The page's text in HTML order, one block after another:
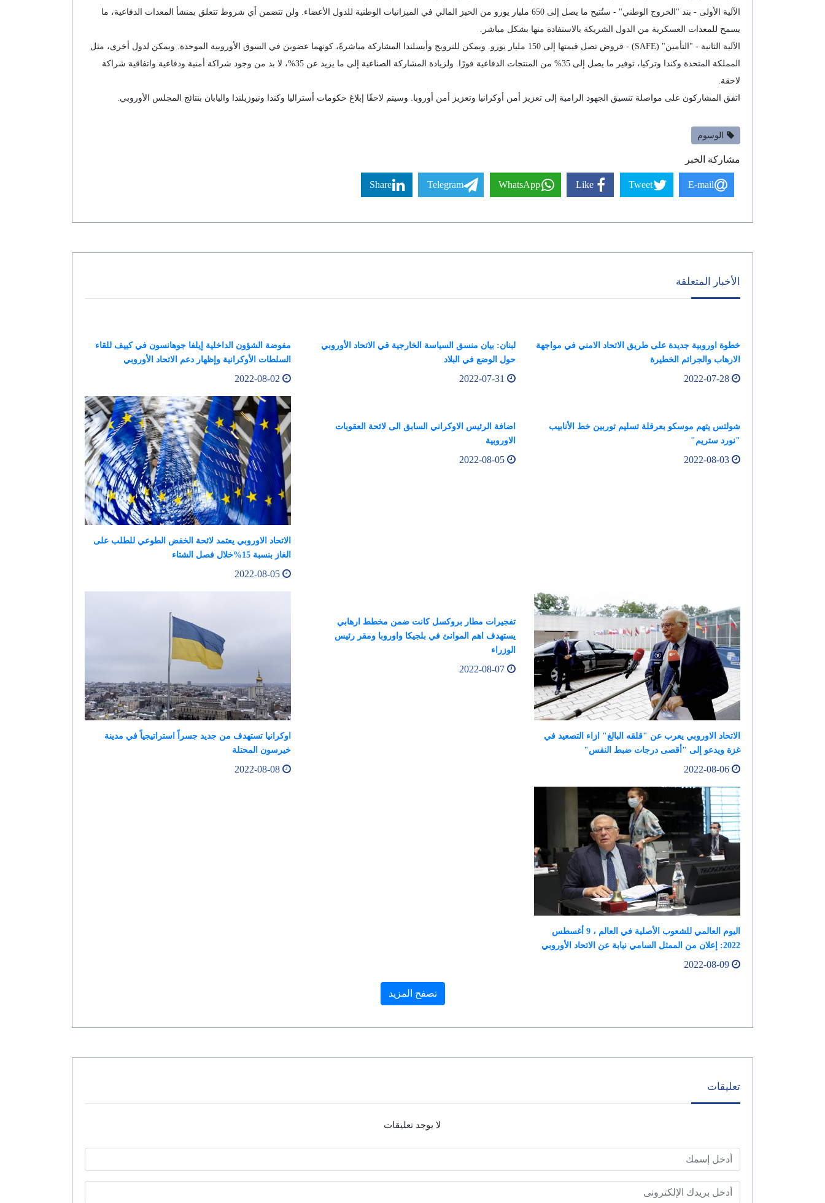
الآلية الأولى - بند "الخروج الوطني" - ستُتيح ما يصل إلى 650 مليار يورو من الحيز المالي في الميزانيات الوطنية للدول الأعضاء. ولن تتضمن أي شروط تتعلق بمنشأ المعدات الدفاعية، ما
يسمح للمعدات العسكرية من الدول الشريكة بالاستفادة منها بشكل مباشر.
الآلية الثانية - "التأمين" (SAFE) - قروض تصل قيمتها إلى 150 مليار يورو. ويمكن للنرويج وأيسلندا المشاركة مباشرةً، كونهما عضوين في السوق الأوروبية الموحدة. ويمكن لدول أخرى، مثل
المملكة المتحدة وكندا وتركيا، توفير ما يصل إلى 35% من المنتجات الدفاعية فورًا. ولزيادة المشاركة الصناعية إلى ما يزيد عن 35%، لا بد من وجود شراكة أمنية ودفاعية واتفاقية شراكة
لاحقة.
اتفق المشاركون على مواصلة تنسيق الجهود الرامية إلى تعزيز أمن أوكرانيا وتعزيز أمن أوروبا. وسيتم لاحقًا إبلاغ حكومات أستراليا وكندا ونيوزيلندا واليابان بنتائج المجلس الأوروبي.
الوسوم
مشاركة الخبر
E-mail
Tweet
Like
WhatsApp
Telegram
Share
الأخبار المتعلقة
خطوة اوروبية جديدة على طريق الاتحاد الامني في مواجهة
الارهاب والجرائم الخطيرة
لبنان: بيان منسق السياسة الخارجية قي الاتحاد الأوروبي
حول الوضع في البلاد
مفوضة الشؤون الداخلية إيلفا جوهانسون في كييف للقاء
السلطات الأوكرانية وإظهار دعم الاتحاد الأوروبي
شولتس يتهم موسكو بعرقلة تسليم توربين خط الأنابيب
"نورد ستريم"
اضافة الرئيس الاوكراني السابق الى لائحة العقوبات
الاوروبية
الاتحاد الاوروبي يعتمد لائحة الخفض الطوعي للطلب على
الغاز بنسبة 15%خلال فصل الشتاء
الاتحاد الاوروبي يعرب عن "قلقه البالغ" ازاء التصعيد في
غزة ويدعو إلى "أقصى درجات ضبط النفس"
تفجيرات مطار بروكسل كانت ضمن مخطط ارهابي
يستهدف اهم الموانئ في بلجيكا واوروبا ومقر رئيس
الوزراء
اوكرانيا تستهدف من جديد جسراً استراتيجياً في مدينة
خيرسون المحتلة
اليوم العالمي للشعوب الأصلية في العالم ، 9 أغسطس
2022: إعلان من الممثل السامي نيابة عن الاتحاد الأوروبي
تصفح المزيد
تعليقات
لا يوجد تعليقات